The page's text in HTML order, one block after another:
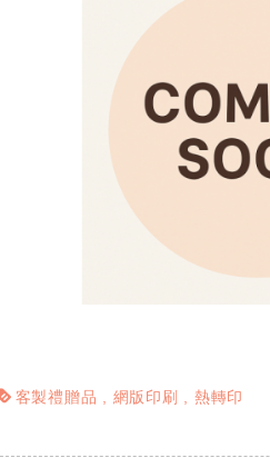
客製禮贈品 網版印刷 熱轉印